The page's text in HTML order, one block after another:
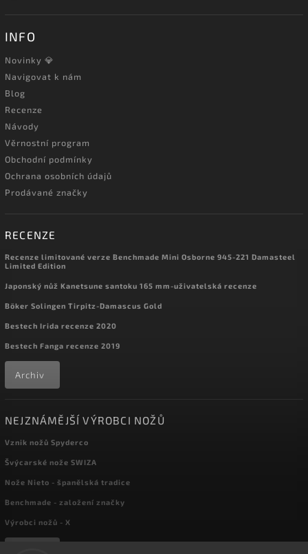
INFO
Novinky 💎
Navigovat k nám
Blog
Recenze
Návody
Věrnostní program
Obchodní podmínky
Ochrana osobních údajů
Prodávané značky
RECENZE
Recenze limitované verze Benchmade Mini Osborne 945-221 Damasteel
Limited Edition
Japonský nůž Kanetsune santoku 165 mm-uživatelská recenze
Böker Solingen Tirpitz-Damascus Gold
Bestech Irida recenze 2020
Bestech Fanga recenze 2019
Archiv
NEJZNÁMĚJŠÍ VÝROBCI NOŽŮ
Vznik nožů Spyderco
Švýcarské nože SWIZA
Nože Nieto - španělská tradice
Benchmade - založení značky
Výrobci nožů - X